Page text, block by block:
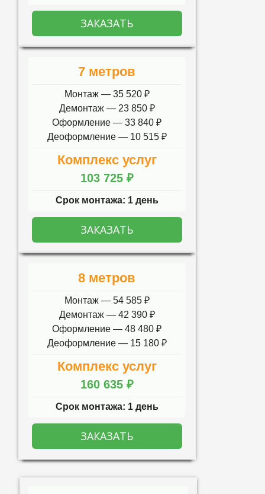
ЗАКАЗАТЬ
7 метров
Монтаж — 35 520 ₽
Демонтаж — 23 850 ₽
Оформление — 33 840 ₽
Деоформление — 10 515 ₽
Комплекс услуг
103 725 ₽
Срок монтажа: 1 день
ЗАКАЗАТЬ
8 метров
Монтаж — 54 585 ₽
Демонтаж — 42 390 ₽
Оформление — 48 480 ₽
Деоформление — 15 180 ₽
Комплекс услуг
160 635 ₽
Срок монтажа: 1 день
ЗАКАЗАТЬ